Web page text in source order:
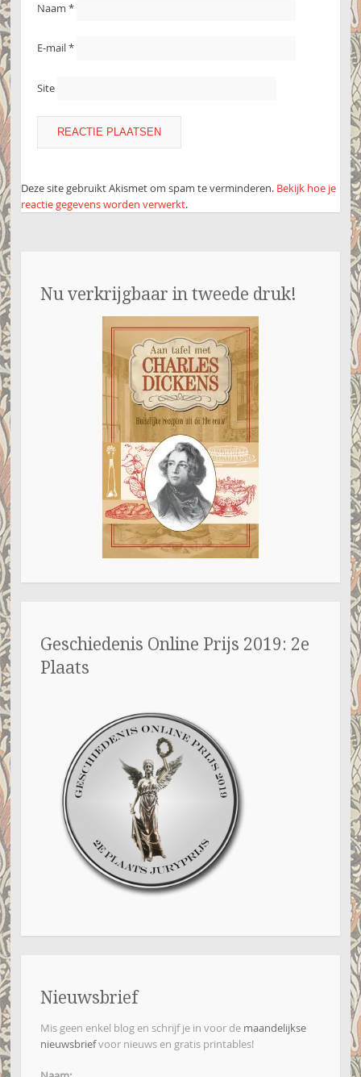
Naam *
E-mail*
Site
Deze site gebruikt Akismet om spam te verminderen. Bekijk hoe je
reactie gegevens worden verwerkt.
Nu verkrijgbaar in tweede druk!
Geschiedenis Online Prijs 2019: 2e
Plaats
Nieuwsbrief
Mis geen enkel blog en schrijf je in voor de maandelijkse
nieuwsbriefvoor nieuws en gratis printables!